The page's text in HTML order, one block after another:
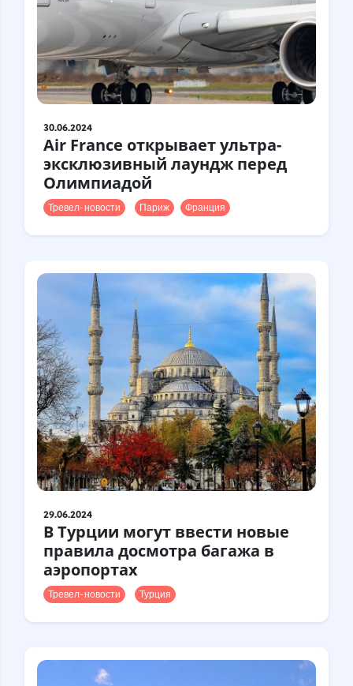
30.06.2024
Air France открывает ультра-
эксклюзивный лаундж перед
Олимпиадой
Тревел-новости Париж Франция
29.06.2024
В Турции могут ввести новые
правила досмотра багажа в
аэропортах
Тревел-новости Турция